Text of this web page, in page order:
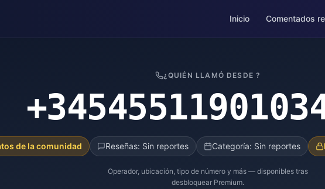
Inicio Comentados
¿QUIÉN LLAMÓ DESDE ?
de la comunidad Reseñas: Sin reportes Categoría: Sin reportes
Operador, ubicación, tipo de número y más — disponibles tras
desbloquear Premium.